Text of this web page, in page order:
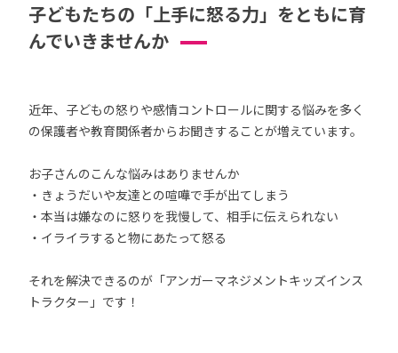
子どもたちの「上手に怒る力」をともに育
んでいきませんか
近年、子どもの怒りや感情コントロールに関する悩みを多く
の保護者や教育関係者からお聞きすることが増えています。
お子さんのこんな悩みはありませんか
・きょうだいや友達との喧嘩で手が出てしまう
・本当は嫌なのに怒りを我慢して、相手に伝えられない
・イライラすると物にあたって怒る
それを解決できるのが「アンガーマネジメントキッズインス
トラクター」です！